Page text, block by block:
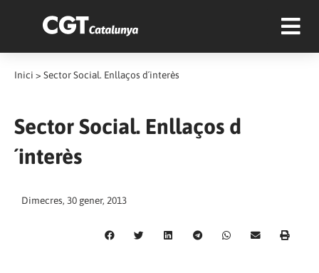
Inici > Sector Social. Enllaços d´interès
Sector Social. Enllaços d
´interès
Dimecres, 30 gener, 2013